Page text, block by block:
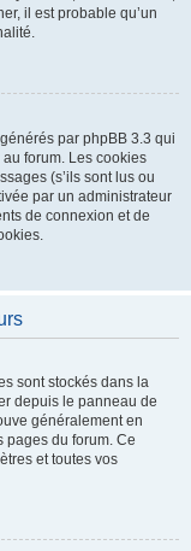
il est probable qu’un
par phpBB 3.3 qui
forum. Les cookies
(s’ils sont lus ou
par un administrateur
de connexion et de
sont stockés dans la
depuis le panneau de
généralement en
pages du forum. Ce
et toutes vos